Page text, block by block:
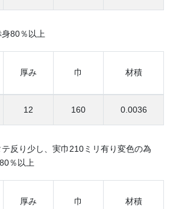
80％以上
厚み 巾 材積
12 160 0.0036
反り少し、実巾210ミリ有り変色の為
％以上
厚み 巾 材積